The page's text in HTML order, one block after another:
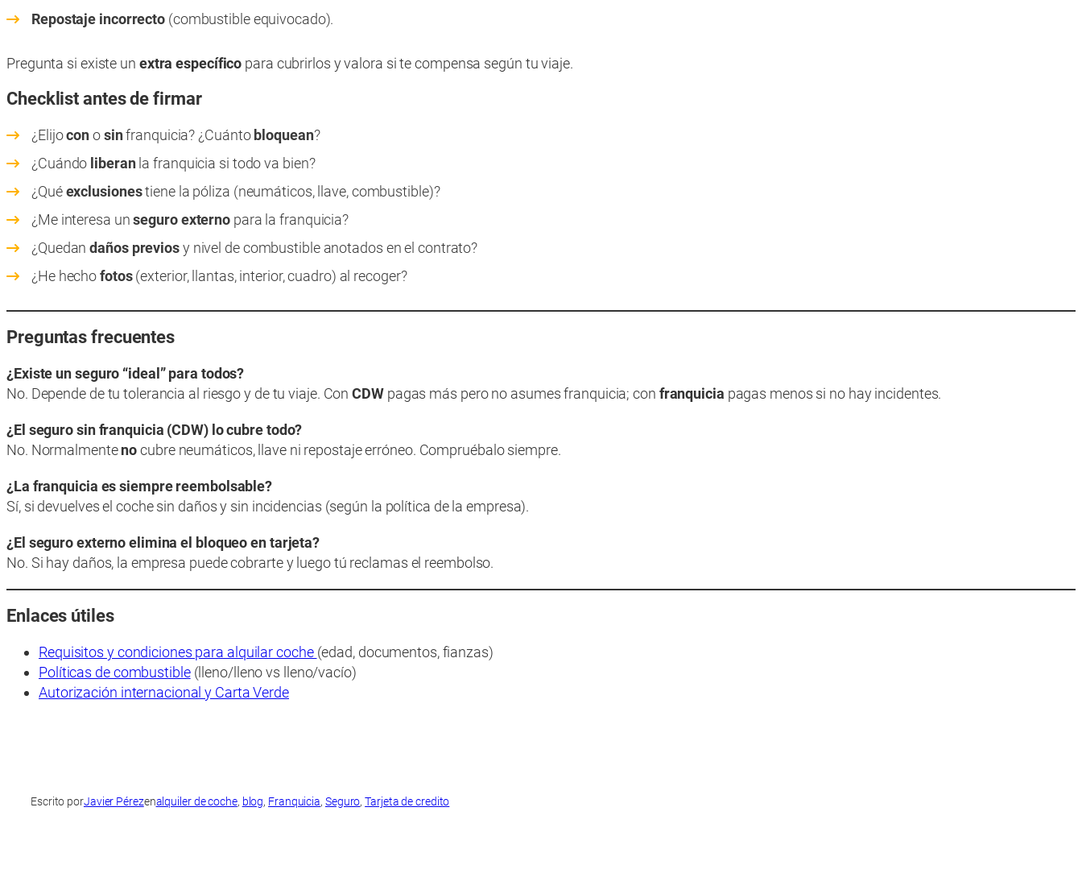
Repostaje incorrecto (combustible equivocado).
Pregunta si existe un extra específico para cubrirlos y valora si te compensa según tu viaje.
Checklist antes de firmar
¿Elijoconosinfranquicia? ¿Cuánto bloquean?
¿Cuándo liberanla franquicia si todo va bien?
¿Quéexclusionestiene la póliza (neumáticos, llave, combustible)?
¿Me interesa unseguro externo para la franquicia?
¿Quedandaños previosy nivel de combustible anotados en el contrato?
¿He hechofotos(exterior, llantas, interior, cuadro) al recoger?
Preguntas frecuentes
¿Existe un seguro “ideal” para todos?
No. Depende de tu tolerancia al riesgo y de tu viaje. ConCDWpagas más pero no asumes franquicia; con franquicia pagas menos si no hay incidentes.
¿El seguro sin franquicia (CDW) lo cubre todo?
No. Normalmentenocubre neumáticos, llave ni repostaje erróneo. Compruébalo siempre.
¿La franquicia es siempre reembolsable?
Sí, si devuelves el coche sin daños y sin incidencias (según la política de la empresa).
¿El seguro externo elimina el bloqueo en tarjeta?
No. Si hay daños, la empresa puede cobrarte y luego tú reclamas el reembolso.
Enlaces útiles
Requisitos y condiciones para alquilar coche (edad, documentos, fianzas)
Políticas de combustible(lleno/lleno vs lleno/vacío)
Autorización internacional y Carta Verde
Escrito porJavier Pérezenalquiler de coche, blog, Franquicia, Seguro, Tarjeta de credito